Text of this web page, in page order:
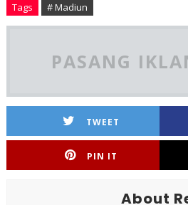
Tags # Madiun
PASANG
TWEET
PIN IT
About